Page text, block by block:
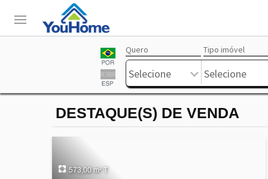
Livre
Quero Tipo imóvel
Selecione Selecione
DESTAQUE(S) DE VENDA
573,00 m² T